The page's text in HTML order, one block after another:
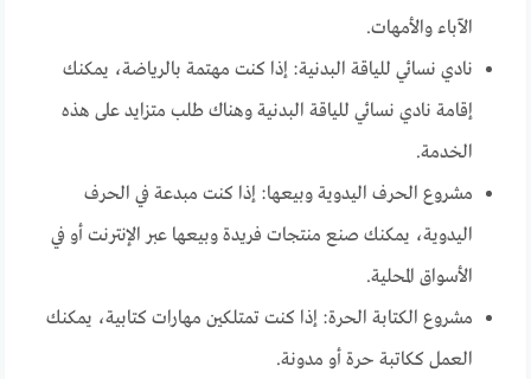
الآباء والأمهات.
نادي نسائي للياقة البدنية: إذا كنت مهتمة بالرياضة، يمكنك
إقامة نادي نسائي للياقة البدنية وهناك طلب متزايد على هذه
الخدمة.
مشروع الحرف اليدوية وبيعها: إذا كنت مبدعة في الحرف
اليدوية، يمكنك صنع منتجات فريدة وبيعها عبر الإنترنت أو في
الأسواق المحلية.
مشروع الكتابة الحرة: إذا كنت تمتلكين مهارات كتابية، يمكنك
العمل ككاتبة حرة أو مدونة.